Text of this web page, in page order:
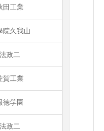
田工業
院久我山
法政二
賀工業
徳学園
法政二